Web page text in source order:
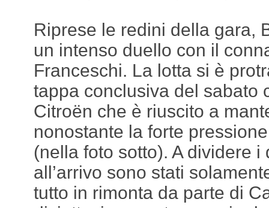
Riprese le redini della gara,
un intenso duello con il
Franceschi. La lotta si è
tappa conclusiva del sabato
Citroën che è riuscito a
nonostante la forte
(nella foto sotto). A dividere i
all’arrivo sono stati
tutto in rimonta da parte di